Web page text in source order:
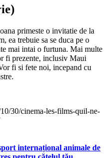
primeste o invitatie de la
ea trebuie sa se duca pe o
mai intai o furtuna. Mai multe
fi prezente, inclusiv Maui
fi si fete noi, incepand cu
30/cinema-les-films-quil-ne-
internațional animale de